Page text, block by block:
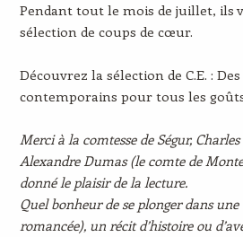
Pendant tout le mois de juillet, ils
sélection de coups de cœur.
Découvrez la sélection de C.E. :
contemporains pour tous les
Merci à la comtesse de Ségur,
Alexandre Dumas (le comte de
donné le plaisir de la lecture.
Quel bonheur de se plonger dans
romancée), un récit d’histoire ou